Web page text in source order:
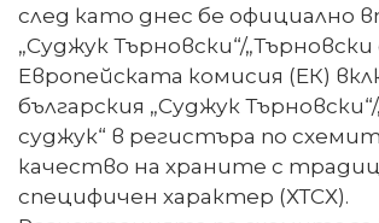
след като днес бе официално
„Суджук Търновски“/„Търновски
Европейската комисия (ЕК)
българския „Суджук
суджук“ в регистъра по
качество на храните с
специфичен характер (ХТСХ).